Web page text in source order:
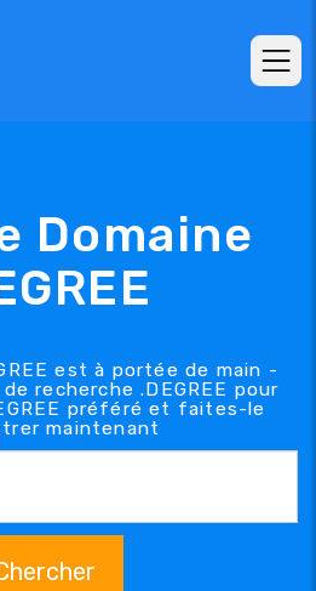
Domaine
est à portée de main -
recherche .DEGREE pour
préféré et faites-le
maintenant